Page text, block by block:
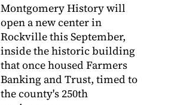
Montgomery History will
open a new center in
Rockville this September,
inside the historic building
that once housed Farmers
Banking and Trust, timed to
the county's 250th